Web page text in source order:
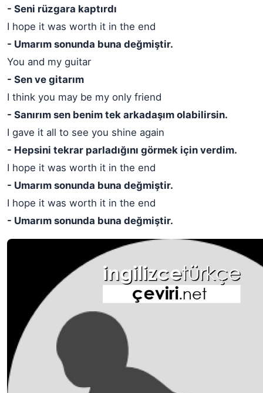
- Seni rüzgara kaptırdı
I hope it was worth it in the end
- Umarım sonunda buna değmiştir.
You and my guitar
- Sen ve gitarım
I think you may be my only friend
- Sanırım sen benim tek arkadaşım olabilirsin.
I gave it all to see you shine again
- Hepsini tekrar parladığını görmek için verdim.
I hope it was worth it in the end
- Umarım sonunda buna değmiştir.
I hope it was worth it in the end
- Umarım sonunda buna değmiştir.